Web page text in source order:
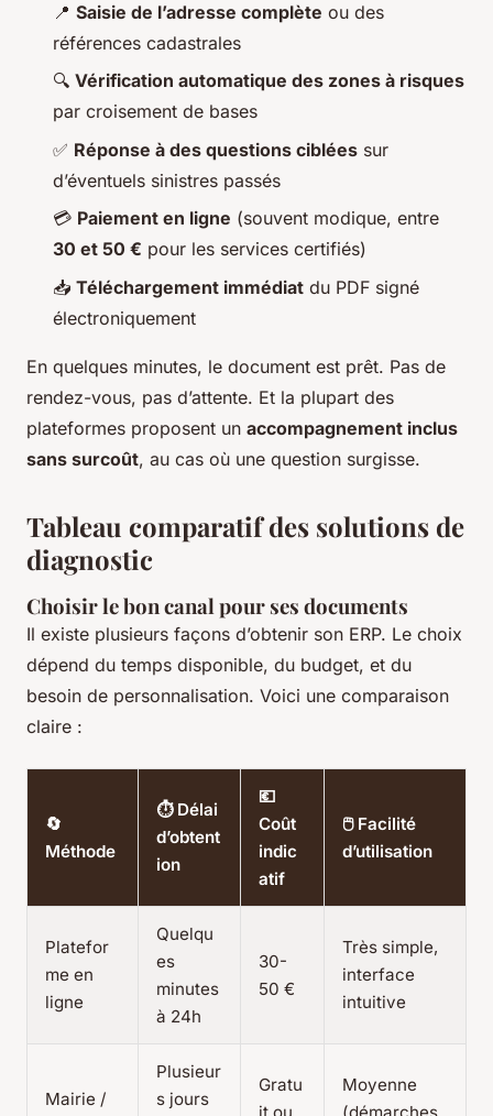
📍 Saisie de l’adresse complète ou des
références cadastrales
🔍 Vérification automatique des zones à risques
par croisement de bases
✅ Réponse à des questions ciblées sur
d’éventuels sinistres passés
💳 Paiement en ligne (souvent modique, entre
30 et 50 € pour les services certifiés)
📥 Téléchargement immédiat du PDF signé
électroniquement
En quelques minutes, le document est prêt. Pas de
rendez-vous, pas d’attente. Et la plupart des
plateformes proposent un accompagnement inclus
sans surcoût, au cas où une question surgisse.
Tableau comparatif des solutions de
diagnostic
Choisir le bon canal pour ses documents
Il existe plusieurs façons d’obtenir son ERP. Le choix
dépend du temps disponible, du budget, et du
besoin de personnalisation. Voici une comparaison
claire :
🔄
Méthode
⏱ Délai
d’obtent
ion
💶
Coût
indic
atif
🖱 Facilité
d’utilisation
Platefor
me en
ligne
Quelqu
es
minutes
à 24h
30-
50 €
Très simple,
interface
intuitive
Mairie /
Plusieur
s jours
Gratu
it ou
Moyenne
(démarches